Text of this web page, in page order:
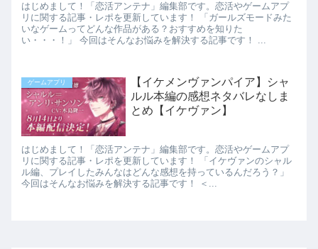
はじめまして！「恋活アンテナ」編集部です。恋活やゲームアプ
リに関する記事・レポを更新しています！ 「ガールズモードみた
いなゲームってどんな作品がある？おすすめを知りた
い・・・！」 今回はそんなお悩みを解決する記事です！ ...
ゲームアプリ
【イケメンヴァンパイア】シャ
ルル本編の感想ネタバレなしま
とめ【イケヴァン】
はじめまして！「恋活アンテナ」編集部です。恋活やゲームアプ
リに関する記事・レポを更新しています！ 「イケヴァンのシャル
ル編、プレイしたみんなはどんな感想を持っているんだろう？」
今回はそんなお悩みを解決する記事です！ ＜...